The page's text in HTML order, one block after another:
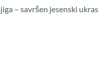
– savršen jesenski ukras